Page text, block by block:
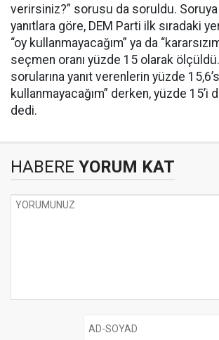
verirsiniz?” sorusu da soruldu.
yanıtlara göre, DEM Parti ilk sıradaki
“oy kullanmayacağım” ya da
seçmen oranı yüzde 15 olarak
sorularına yanıt verenlerin yüzde
kullanmayacağım” derken, yüzde 15’i
dedi.
HABERE YORUM KAT